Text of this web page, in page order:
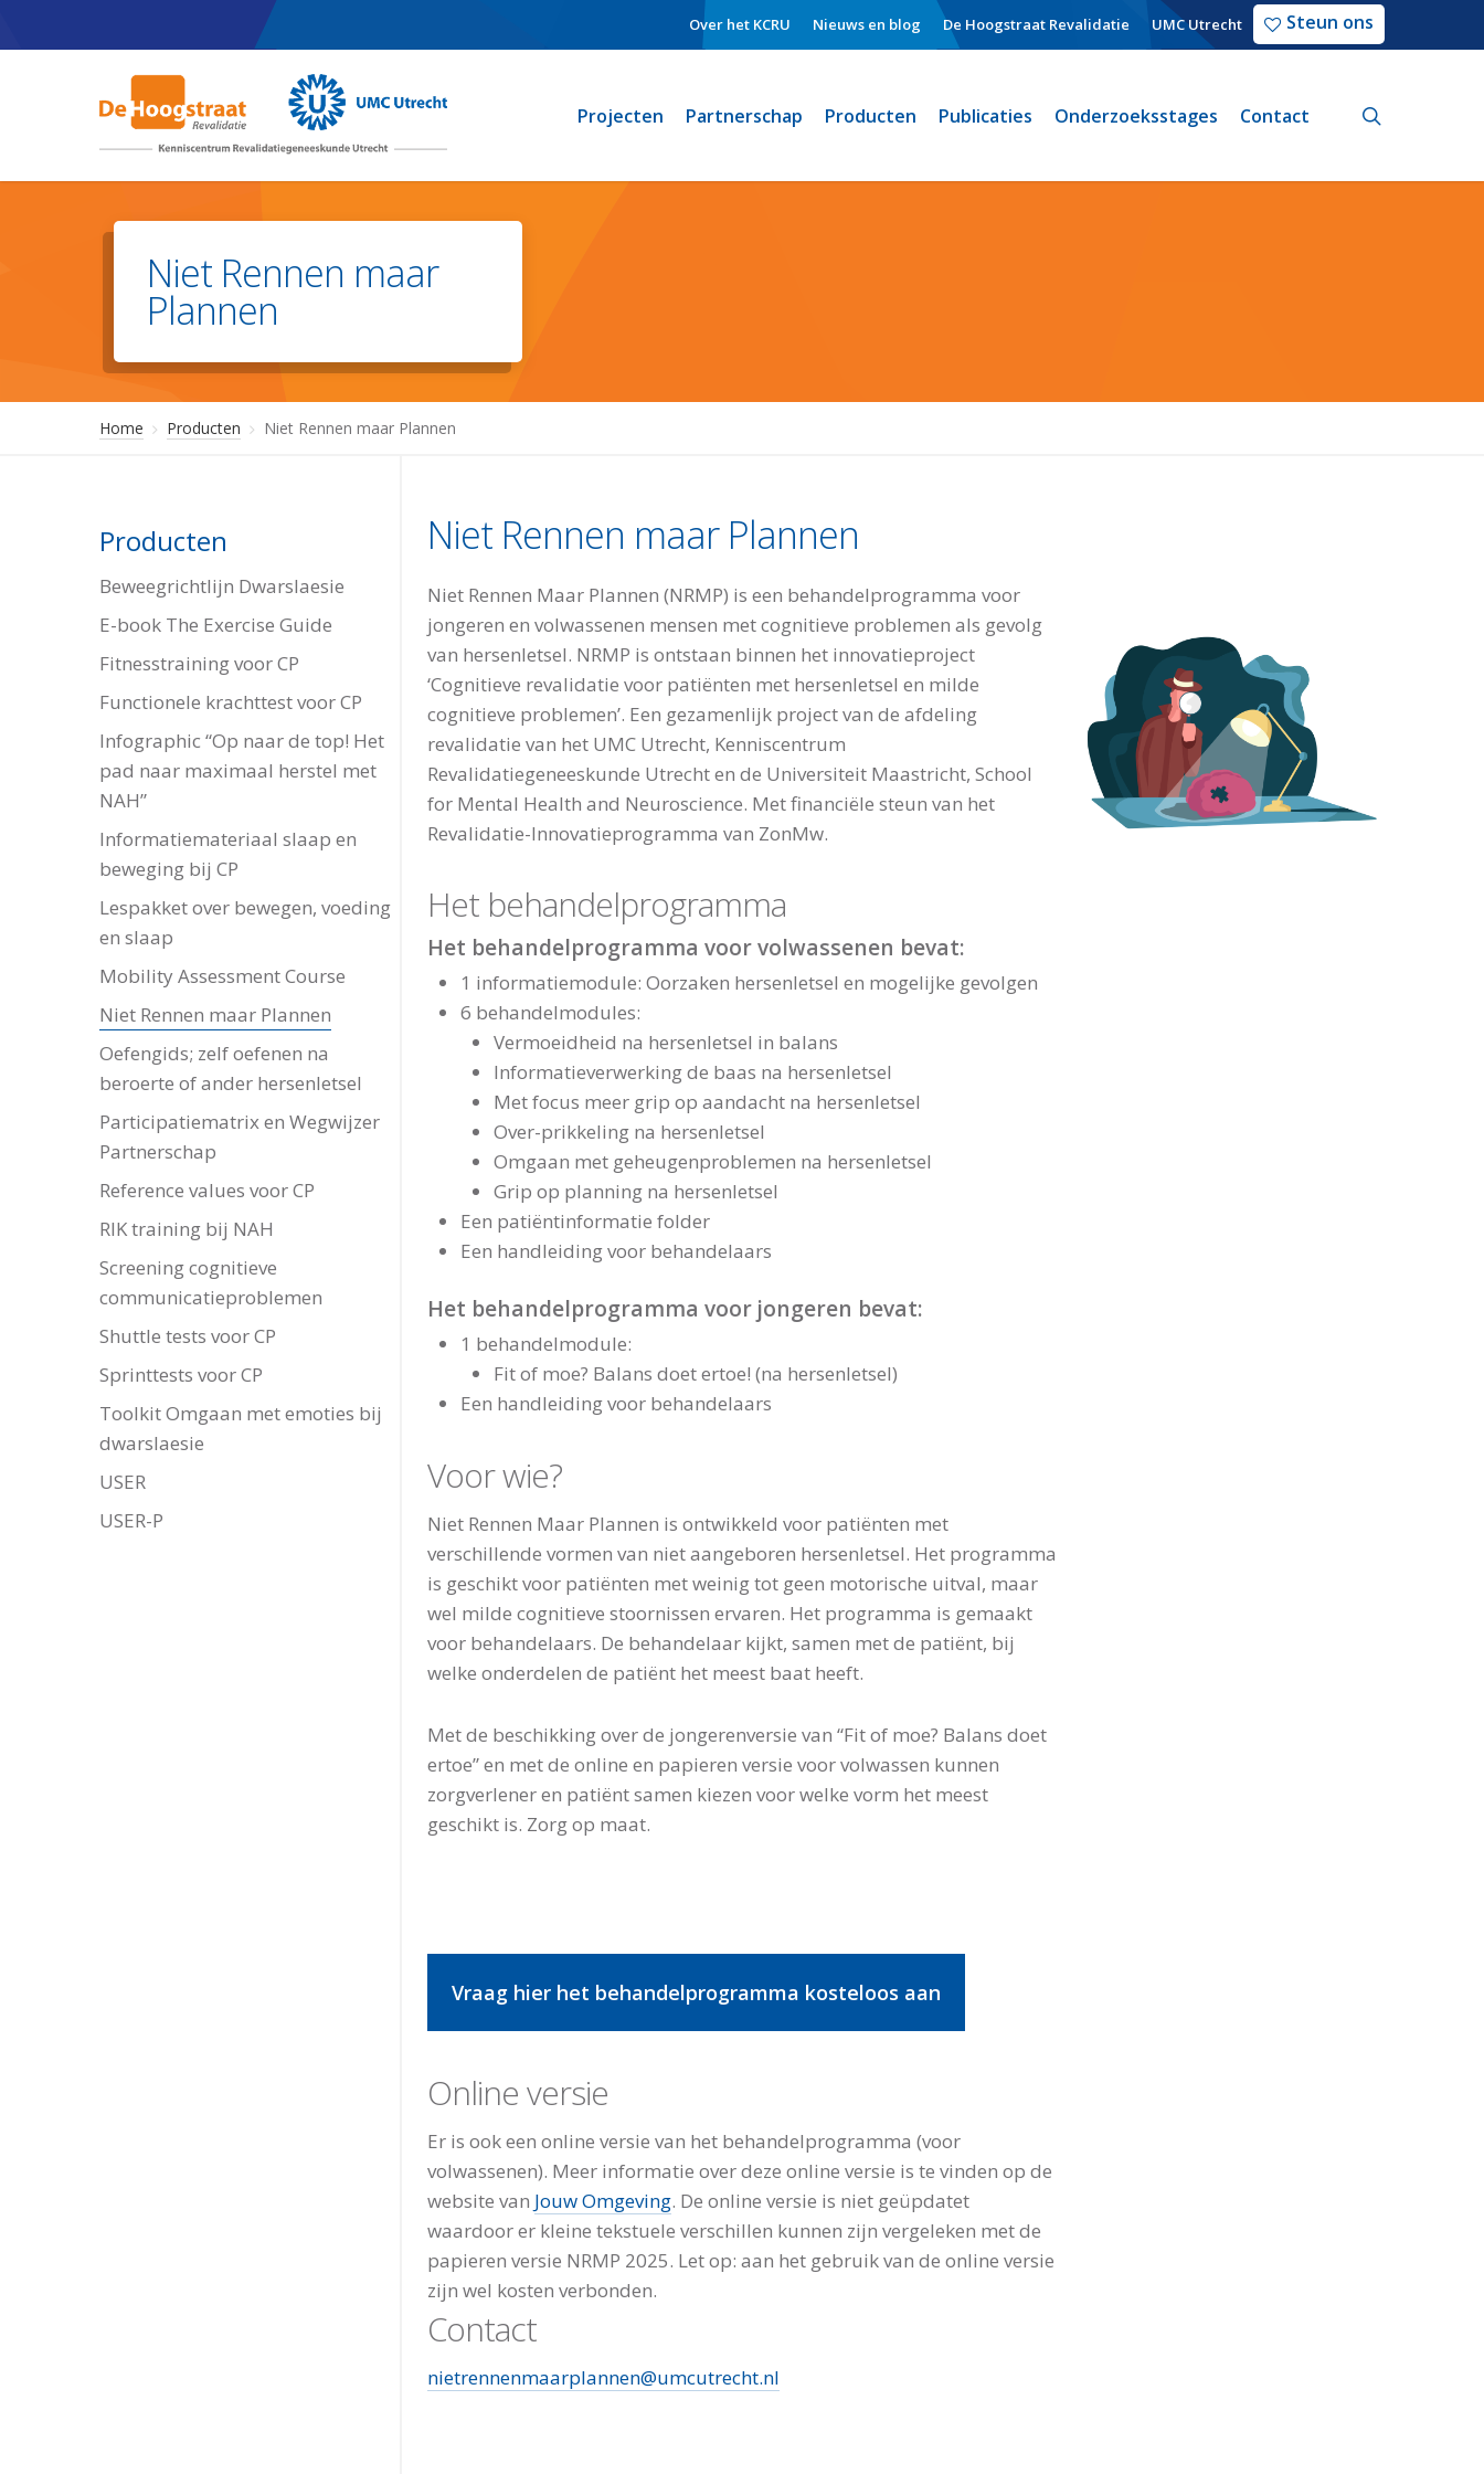
to
Over het KCRU Nieuws en blog De Hoogstraat Revalidatie UMC Utrecht Steun ons
Projecten Partnerschap Producten Publicaties Onderzoeksstages Contact
Niet Rennen maar
Plannen
Home Producten Niet Rennen maar Plannen
Producten
Beweegrichtlijn Dwarslaesie
E-book The Exercise Guide
Fitnesstraining voor CP
Functionele krachttest voor CP
Infographic “Op naar de top! Het
pad naar maximaal herstel met
NAH”
Informatiemateriaal slaap en
beweging bij CP
Lespakket over bewegen, voeding
en slaap
Mobility Assessment Course
Niet Rennen maar Plannen
Oefengids; zelf oefenen na
beroerte of ander hersenletsel
Participatiematrix en Wegwijzer
Partnerschap
Reference values voor CP
RIK training bij NAH
Screening cognitieve
communicatieproblemen
Shuttle tests voor CP
Sprinttests voor CP
Toolkit Omgaan met emoties bij
dwarslaesie
USER
USER-P
Niet Rennen maar Plannen
Niet Rennen Maar Plannen (NRMP) is een behandelprogramma voor
jongeren en volwassenen mensen met cognitieve problemen als gevolg
van hersenletsel. NRMP is ontstaan binnen het innovatieproject
‘Cognitieve revalidatie voor patiënten met hersenletsel en milde
cognitieve problemen’. Een gezamenlijk project van de afdeling
revalidatie van het UMC Utrecht, Kenniscentrum
Revalidatiegeneeskunde Utrecht en de Universiteit Maastricht, School
for Mental Health and Neuroscience. Met financiële steun van het
Revalidatie-Innovatieprogramma van ZonMw.
Het behandelprogramma
Het behandelprogramma voor volwassenen bevat:
1 informatiemodule: Oorzaken hersenletsel en mogelijke gevolgen
6 behandelmodules:
Vermoeidheid na hersenletsel in balans
Informatieverwerking de baas na hersenletsel
Met focus meer grip op aandacht na hersenletsel
Over-prikkeling na hersenletsel
Omgaan met geheugenproblemen na hersenletsel
Grip op planning na hersenletsel
Een patiëntinformatie folder
Een handleiding voor behandelaars
Het behandelprogramma voor jongeren bevat:
1 behandelmodule:
Fit of moe? Balans doet ertoe! (na hersenletsel)
Een handleiding voor behandelaars
Voor wie?
Niet Rennen Maar Plannen is ontwikkeld voor patiënten met
verschillende vormen van niet aangeboren hersenletsel. Het programma
is geschikt voor patiënten met weinig tot geen motorische uitval, maar
wel milde cognitieve stoornissen ervaren. Het programma is gemaakt
voor behandelaars. De behandelaar kijkt, samen met de patiënt, bij
welke onderdelen de patiënt het meest baat heeft.
Met de beschikking over de jongerenversie van “Fit of moe? Balans doet
ertoe” en met de online en papieren versie voor volwassen kunnen
zorgverlener en patiënt samen kiezen voor welke vorm het meest
geschikt is. Zorg op maat.
Vraag hier het behandelprogramma kosteloos aan
Online versie
Er is ook een online versie van het behandelprogramma (voor
volwassenen). Meer informatie over deze online versie is te vinden op de
website van Jouw Omgeving. De online versie is niet geüpdatet
waardoor er kleine tekstuele verschillen kunnen zijn vergeleken met de
papieren versie NRMP 2025. Let op: aan het gebruik van de online versie
zijn wel kosten verbonden.
Contact
nietrennenmaarplannen@umcutrecht.nl